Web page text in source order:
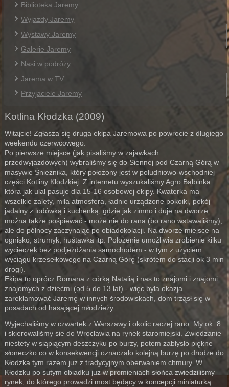
Biblioteka Jaremy
Wyjazdy Jaremy
Wystawy Jaremy
Galerie Jaremy
Nasi w podróży
Jarema w TV
Przyjaciele Jaremy
Kotlina Kłodzka (2009)
Witajcie! Zgłasza się druga ekipa Jaremowa po powrocie z długiego
weekendu czerwcowego.
Po pierwsze miejsce (jak pisaliśmy w zajawkach
przedwyjazdowych) wybraliśmy się do Siennej pod Czarną Górą w
masywie Śnieżnika, który położony jest w południowo-wschodniej
części Kotliny Kłodzkiej. Z internetu wyszukaliśmy Agro Balbinka
która jak ulał pasuje dla 15-16 osobowej ekipy. Kwaterka ma
wszelkie zalety, miła atmosfera, ładnie urządzone pokoiki, pokój
jadalny z lodówką i kuchenką, gdzie jak zimno i duje na dworze
można także pośpiewać - może nie do rana (bo rano wstawaliśmy),
ale do północy zaczynając po obiadokolacji. Na dworze miejsce na
ognisko, strumyk, huśtawka itp. Położenie umożliwia zrobienie kilku
wycieczek bez podjeżdżania samochodem - w tym z użyciem
wyciągu krzesełkowego na Czarną Górę (skrótem do stacji ok 3 min
drogi).
Ekipa to oprócz Romana z córką Natalią i nas to znajomi i znajomi
znajomych z dziećmi (od 5 do 13 lat) - więc była okazja
zareklamować Jaremę w innych środowiskach, dom trząsł się w
posadach od hasającej młodzieży.
Wyjechaliśmy w czwartek z Warszawy i okolic raczej rano. My ok. 8
i skierowaliśmy sie do Wrocławia na rynek staromiejski. Zwiedzanie
niestety w siąpiącym deszczyku po burzy, potem zabłysło piękne
słoneczko co w konsekwencji oznaczało kolejną burzę po drodze do
Kłodzka tym razem już z tradycyjnym oberwaniem chmury. W
Kłodzku po sutym obiadku już w promieniach słońca zwiedziliśmy
rynek, do którego prowadzi most będący w koncepcji miniaturką